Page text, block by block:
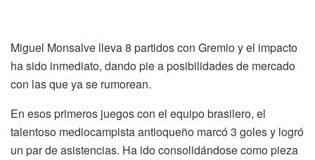
Miguel Monsalve lleva 8 partidos con Gremio y el impacto
ha sido inmediato, dando pie a posibilidades de mercado
con las que ya se rumorean.
En esos primeros juegos con el equipo brasilero, el
talentoso mediocampista antioqueño marcó 3 goles y logró
un par de asistencias. Ha ido consolidándose como pieza